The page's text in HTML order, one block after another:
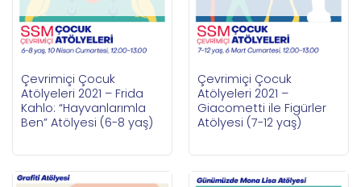
Çevrimiçi Çocuk
Atölyeleri 2021 – Frida
Kahlo: “Hayvanlarımla
Ben” Atölyesi (6-8 yaş)
Çevrimiçi Çocuk
Atölyeleri 2021 –
Giacometti ile Figürler
Atölyesi (7-12 yaş)